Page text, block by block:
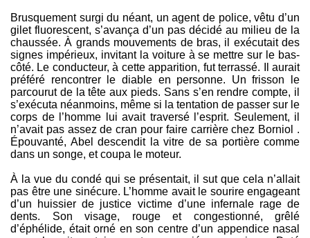
Brusquement surgi du néant, un agent de police, vêtu d’un
gilet fluorescent, s’avança d’un pas décidé au milieu de la
chaussée. À grands mouvements de bras, il exécutait des
signes impérieux, invitant la voiture à se mettre sur le bas-
côté. Le conducteur, à cette apparition, fut terrassé. Il aurait
préféré rencontrer le diable en personne. Un frisson le
parcourut de la tête aux pieds. Sans s’en rendre compte, il
s’exécuta néanmoins, même si la tentation de passer sur le
corps de l’homme lui avait traversé l’esprit. Seulement, il
n’avait pas assez de cran pour faire carrière chez Borniol .
Épouvanté, Abel descendit la vitre de sa portière comme
dans un songe, et coupa le moteur.
À la vue du condé qui se présentait, il sut que cela n’allait
pas être une sinécure. L’homme avait le sourire engageant
d’un huissier de justice victime d’une infernale rage de
dents. Son visage, rouge et congestionné, grêlé
d’éphélide, était orné en son centre d’un appendice nasal